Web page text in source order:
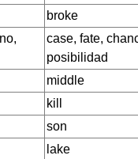
broke
case, fate,
posibilidad
middle
kill
son
lake